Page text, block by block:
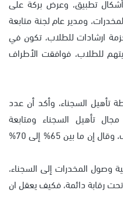
ومدير عام لجنة متابعة
حزمة ارشادات للطلاب، تكون في
للطلاب، فوافقت الأطراف
السجناء، وأكد أن عدد
تأهيل السجناء ومتابعة
قضاياهم بعد اطلاق سراحهم غير كاف، وقال إن ما بين 65% إلى 70%
وصول المخدرات إلى السجناء،
رقابة دائمة، فكيف يعقل ان